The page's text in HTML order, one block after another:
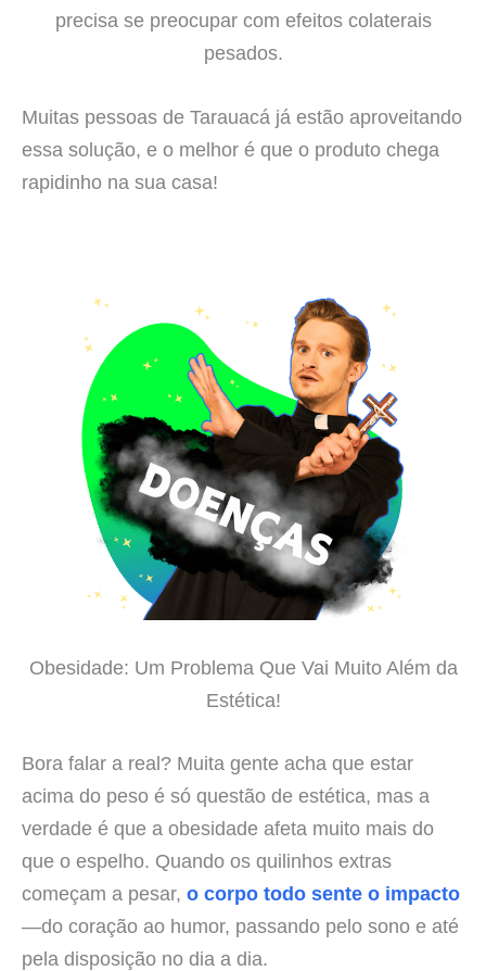
precisa se preocupar com efeitos colaterais
pesados.
Muitas pessoas de Tarauacá já estão aproveitando
essa solução, e o melhor é que o produto chega
rapidinho na sua casa!
Obesidade: Um Problema Que Vai Muito Além da
Estética!
Bora falar a real? Muita gente acha que estar
acima do peso é só questão de estética, mas a
verdade é que a obesidade afeta muito mais do
que o espelho. Quando os quilinhos extras
começam a pesar, o corpo todo sente o impacto
—do coração ao humor, passando pelo sono e até
pela disposição no dia a dia.